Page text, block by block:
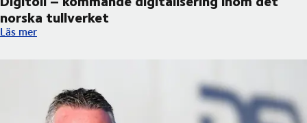
norska tullverket ​
Digitoll – kommande digitalisering inom det norska tullverket ​
Läs mer